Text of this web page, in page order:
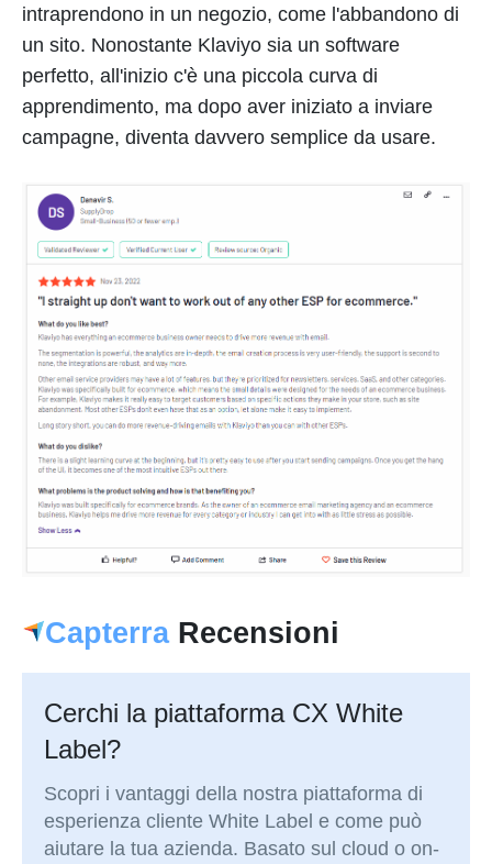
intraprendono in un negozio, come l'abbandono di
un sito. Nonostante Klaviyo sia un software
perfetto, all'inizio c'è una piccola curva di
apprendimento, ma dopo aver iniziato a inviare
campagne, diventa davvero semplice da usare.
Capterra Recensioni
Cerchi la piattaforma CX White
Label?
Scopri i vantaggi della nostra piattaforma di
esperienza cliente White Label e come può
aiutare la tua azienda. Basato sul cloud o on-